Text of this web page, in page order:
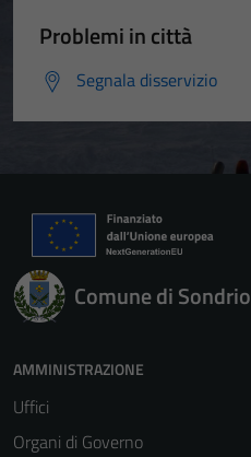
Problemi in città
Segnala disservizio
Comune di Sondrio
AMMINISTRAZIONE
Uffici
Organi di Governo